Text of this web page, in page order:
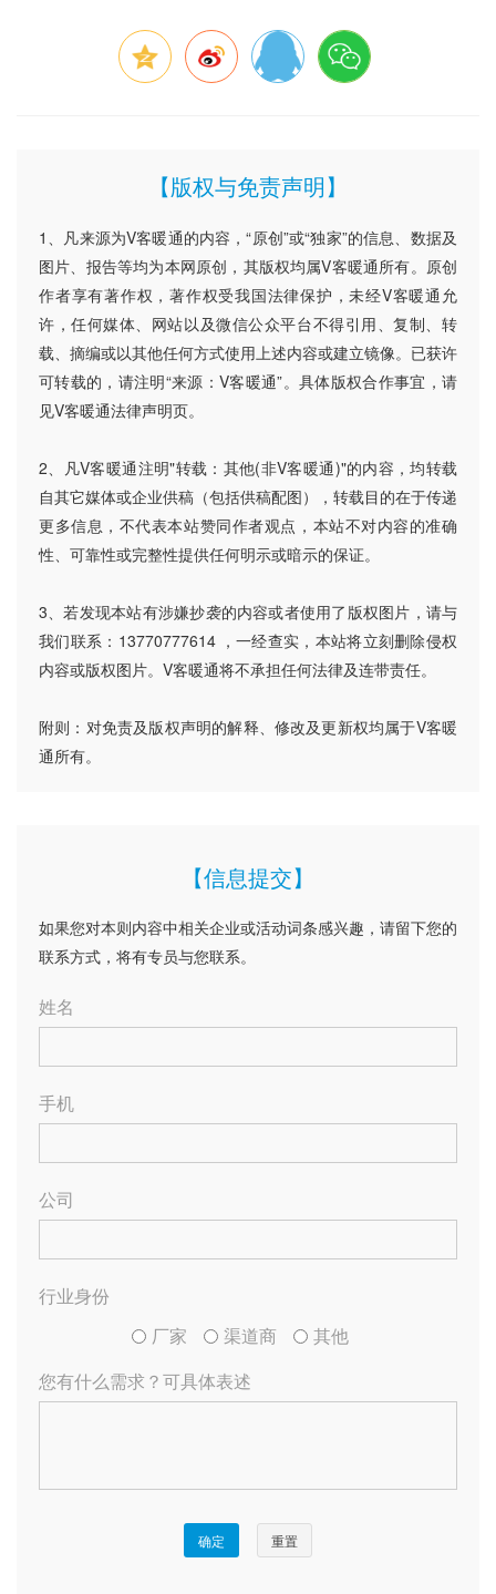
【版权与免责声明】
1、凡来源为V客暖通的内容，“原创”或“独家”的信息、数据及
图片、报告等均为本网原创，其版权均属V客暖通所有。原创
作者享有著作权，著作权受我国法律保护，未经V客暖通允
许，任何媒体、网站以及微信公众平台不得引用、复制、转
载、摘编或以其他任何方式使用上述内容或建立镜像。已获许
可转载的，请注明“来源：V客暖通”。具体版权合作事宜，请
见V客暖通法律声明页。
2、凡V客暖通注明"转载：其他(非V客暖通)"的内容，均转载
自其它媒体或企业供稿（包括供稿配图），转载目的在于传递
更多信息，不代表本站赞同作者观点，本站不对内容的准确
性、可靠性或完整性提供任何明示或暗示的保证。
3、若发现本站有涉嫌抄袭的内容或者使用了版权图片，请与
我们联系：13770777614 ，一经查实，本站将立刻删除侵权
内容或版权图片。V客暖通将不承担任何法律及连带责任。
附则：对免责及版权声明的解释、修改及更新权均属于V客暖
通所有。